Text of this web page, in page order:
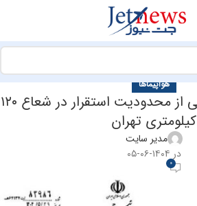
هواپیماها
استثنای صنایع هوایی از محدودیت استقرار در شعاع ۱۲۰
کیلومتری تهران
مدیر سایت
در ۱۴۰۴-۰۶-۰۵
0